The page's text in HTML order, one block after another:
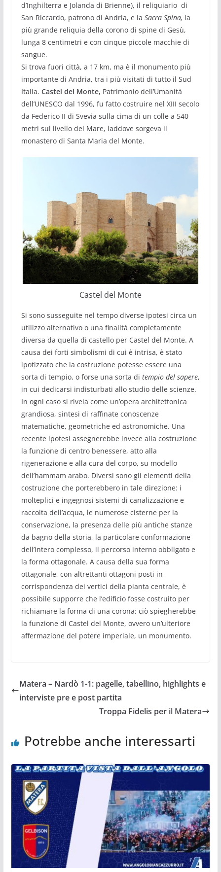
d’Inghilterra e Jolanda di Brienne), il reliquiario di
San Riccardo, patrono di Andria, e la Sacra Spina, la
più grande reliquia della corono di spine di Gesù,
lunga 8 centimetri e con cinque piccole macchie di
sangue.
Si trova fuori città, a 17 km, ma è il monumento più
importante di Andria, tra i più visitati di tutto il Sud
Italia. Castel del Monte, Patrimonio dell’Umanità
dell’UNESCO dal 1996, fu fatto costruire nel XIII secolo
da Federico II di Svevia sulla cima di un colle a 540
metri sul livello del Mare, laddove sorgeva il
monastero di Santa Maria del Monte.
Castel del Monte
Si sono susseguite nel tempo diverse ipotesi circa un
utilizzo alternativo o una finalità completamente
diversa da quella di castello per Castel del Monte. A
causa dei forti simbolismi di cui è intrisa, è stato
ipotizzato che la costruzione potesse essere una
sorta di tempio, o forse una sorta di tempio del sapere,
in cui dedicarsi indisturbati allo studio delle scienze.
In ogni caso si rivela come un’opera architettonica
grandiosa, sintesi di raffinate conoscenze
matematiche, geometriche ed astronomiche. Una
recente ipotesi assegnerebbe invece alla costruzione
la funzione di centro benessere, atto alla
rigenerazione e alla cura del corpo, su modello
dell’hammam arabo. Diversi sono gli elementi della
costruzione che porterebbero in tale direzione: i
molteplici e ingegnosi sistemi di canalizzazione e
raccolta dell’acqua, le numerose cisterne per la
conservazione, la presenza delle più antiche stanze
da bagno della storia, la particolare conformazione
dell’intero complesso, il percorso interno obbligato e
la forma ottagonale. A causa della sua forma
ottagonale, con altrettanti ottagoni posti in
corrispondenza dei vertici della pianta centrale, è
possibile supporre che l’edificio fosse costruito per
richiamare la forma di una corona; ciò spiegherebbe
la funzione di Castel del Monte, ovvero un’ulteriore
affermazione del potere imperiale, un monumento.
Matera – Nardò 1-1: pagelle, tabellino, highlights e
interviste pre e post partita
Troppa Fidelis per il Matera
Potrebbe anche interessarti